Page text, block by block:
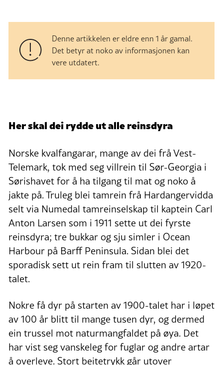
Denne artikkelen er eldre enn 1 år gamal.
Det betyr at noko av informasjonen kan
vere utdatert.
Her skal dei rydde ut alle reinsdyra
Norske kvalfangarar, mange av dei frå Vest-
Telemark, tok med seg villrein til Sør-Georgia i
Sørishavet for å ha tilgang til mat og noko å
jakte på. Truleg blei tamrein frå Hardangervidda
selt via Numedal tamreinselskap til kaptein Carl
Anton Larsen som i 1911 sette ut dei fyrste
reinsdyra; tre bukkar og sju simler i Ocean
Harbour på Barff Peninsula. Sidan blei det
sporadisk sett ut rein fram til slutten av 1920-
talet.
Nokre få dyr på starten av 1900-talet har i løpet
av 100 år blitt til mange tusen dyr, og dermed
ein trussel mot naturmangfaldet på øya. Det
har vist seg vanskeleg for fuglar og andre artar
å overleve. Stort beitetrykk går utover